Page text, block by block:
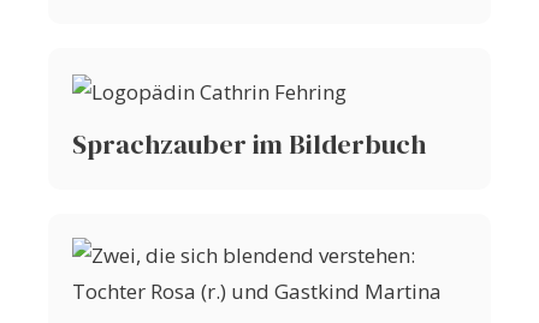
Sprachzauber im Bilderbuch